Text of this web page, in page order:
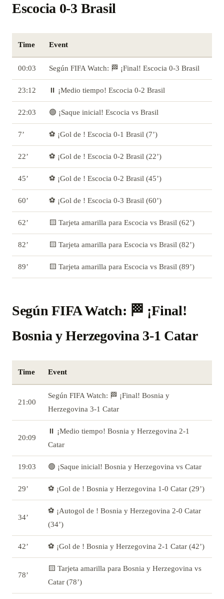
Escocia 0-3 Brasil
Time Event
00:03 Según FIFA Watch: 🏁 ¡Final! Escocia 0-3 Brasil
23:12 ⏸️ ¡Medio tiempo! Escocia 0-2 Brasil
22:03 🟢 ¡Saque inicial! Escocia vs Brasil
7’ ⚽ ¡Gol de ! Escocia 0-1 Brasil (7’)
22’ ⚽ ¡Gol de ! Escocia 0-2 Brasil (22’)
45’ ⚽ ¡Gol de ! Escocia 0-2 Brasil (45’)
60’ ⚽ ¡Gol de ! Escocia 0-3 Brasil (60’)
62’ 🟨 Tarjeta amarilla para Escocia vs Brasil (62’)
82’ 🟨 Tarjeta amarilla para Escocia vs Brasil (82’)
89’ 🟨 Tarjeta amarilla para Escocia vs Brasil (89’)
Según FIFA Watch: 🏁 ¡Final!
Bosnia y Herzegovina 3-1 Catar
Time Event
21:00
Según FIFA Watch: 🏁 ¡Final! Bosnia y
Herzegovina 3-1 Catar
20:09
⏸️ ¡Medio tiempo! Bosnia y Herzegovina 2-1
Catar
19:03 🟢 ¡Saque inicial! Bosnia y Herzegovina vs Catar
29’ ⚽ ¡Gol de ! Bosnia y Herzegovina 1-0 Catar (29’)
34’
⚽ ¡Autogol de ! Bosnia y Herzegovina 2-0 Catar
(34’)
42’ ⚽ ¡Gol de ! Bosnia y Herzegovina 2-1 Catar (42’)
78’
🟨 Tarjeta amarilla para Bosnia y Herzegovina vs
Catar (78’)